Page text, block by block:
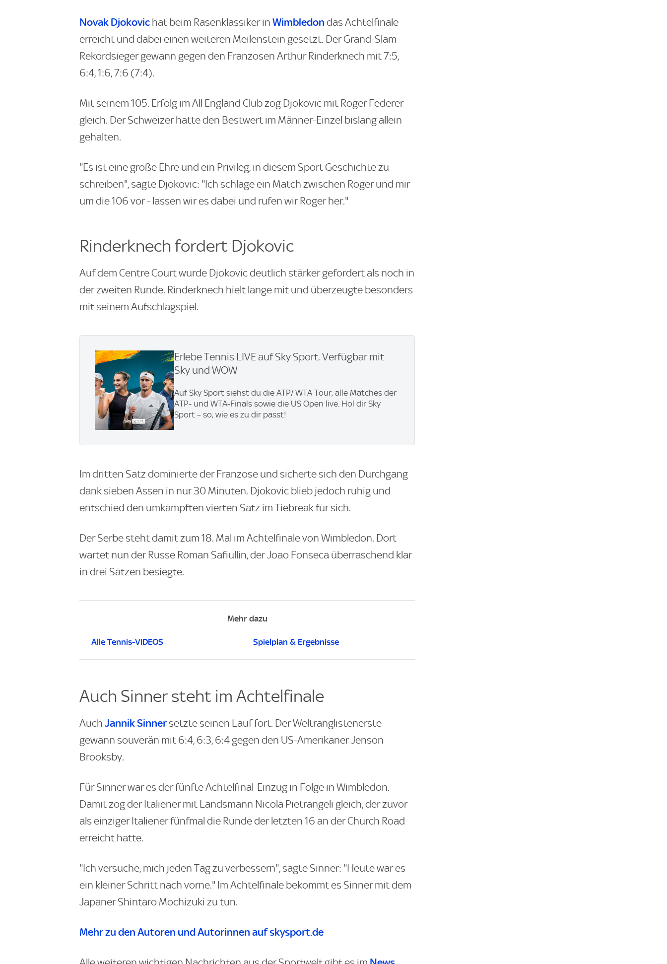
Novak Djokovic hat beim Rasenklassiker in Wimbledon das Achtelfinale
erreicht und dabei einen weiteren Meilenstein gesetzt. Der Grand-Slam-
Rekordsieger gewann gegen den Franzosen Arthur Rinderknech mit 7:5,
6:4, 1:6, 7:6 (7:4).
Mit seinem 105. Erfolg im All England Club zog Djokovic mit Roger Federer
gleich. Der Schweizer hatte den Bestwert im Männer-Einzel bislang allein
gehalten.
"Es ist eine große Ehre und ein Privileg, in diesem Sport Geschichte zu
schreiben", sagte Djokovic: "Ich schlage ein Match zwischen Roger und mir
um die 106 vor - lassen wir es dabei und rufen wir Roger her."
Rinderknech fordert Djokovic
Auf dem Centre Court wurde Djokovic deutlich stärker gefordert als noch in
der zweiten Runde. Rinderknech hielt lange mit und überzeugte besonders
mit seinem Aufschlagspiel.
Erlebe Tennis LIVE auf Sky Sport. Verfügbar mit
Sky und WOW
Auf Sky Sport siehst du die ATP/ WTA Tour, alle Matches der
ATP- und WTA-Finals sowie die US Open live. Hol dir Sky
Sport – so, wie es zu dir passt!
Im dritten Satz dominierte der Franzose und sicherte sich den Durchgang
dank sieben Assen in nur 30 Minuten. Djokovic blieb jedoch ruhig und
entschied den umkämpften vierten Satz im Tiebreak für sich.
Der Serbe steht damit zum 18. Mal im Achtelfinale von Wimbledon. Dort
wartet nun der Russe Roman Safiullin, der Joao Fonseca überraschend klar
in drei Sätzen besiegte.
Mehr dazu
Alle Tennis-VIDEOS Spielplan & Ergebnisse
Auch Sinner steht im Achtelfinale
Auch Jannik Sinner setzte seinen Lauf fort. Der Weltranglistenerste
gewann souverän mit 6:4, 6:3, 6:4 gegen den US-Amerikaner Jenson
Brooksby.
Für Sinner war es der fünfte Achtelfinal-Einzug in Folge in Wimbledon.
Damit zog der Italiener mit Landsmann Nicola Pietrangeli gleich, der zuvor
als einziger Italiener fünfmal die Runde der letzten 16 an der Church Road
erreicht hatte.
"Ich versuche, mich jeden Tag zu verbessern", sagte Sinner: "Heute war es
ein kleiner Schritt nach vorne." Im Achtelfinale bekommt es Sinner mit dem
Japaner Shintaro Mochizuki zu tun.
Mehr zu den Autoren und Autorinnen auf skysport.de